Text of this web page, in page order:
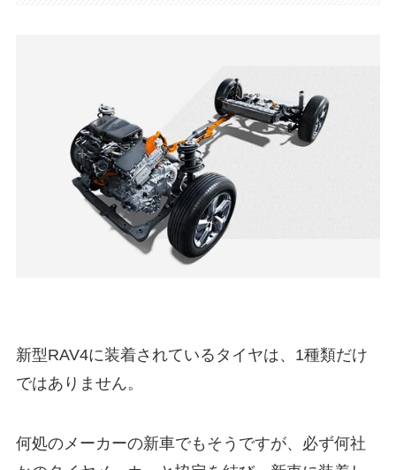
新型RAV4に装着されているタイヤは、1種類だけ
ではありません。
何処のメーカーの新車でもそうですが、必ず何社